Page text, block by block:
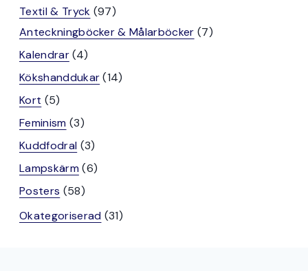
produkter
Textil & Tryck 9797
produkter
Anteckningböcker & Målarböcker 77
Kalendrar 44
produkter
Kökshanddukar 1414
Kort 55
produkter
Feminism 33
produkter
Kuddfodral 33
produkter
Lampskärm 66
Posters 5858
produkter
Okategoriserad 3131